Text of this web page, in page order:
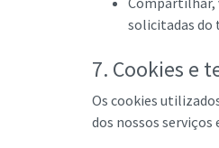
solicitadas do
7. Cookies e
Os cookies
dos nossos serviços